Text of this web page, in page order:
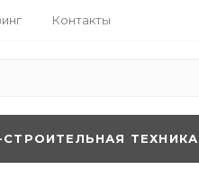
Контакты
ТЕХНИКА